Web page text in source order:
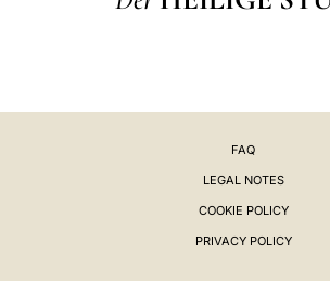
FAQ
LEGAL NOTES
COOKIE POLICY
PRIVACY POLICY